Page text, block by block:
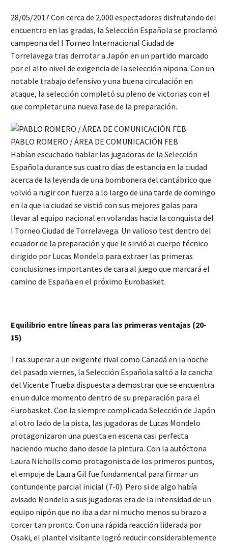
28/05/2017 Con cerca de 2.000 espectadores disfrutando del
encuentro en las gradas, la Selección Española se proclamó
campeona del I Torneo Internacional Ciudad de
Torrelavega tras derrotar a Japón en un partido marcado
por el alto nivel de exigencia de la selección nipona. Con un
notable trabajo defensivo y una buena circulación en
ataque, la selección completó su pleno de victorias con el
que completar una nueva fase de la preparación.
PABLO ROMERO / ÁREA DE COMUNICACIÓN FEB
Habían escuchado hablar las jugadoras de la Selección
Española durante sus cuatro días de estancia en la ciudad
acerca de la leyenda de una bombonera del cantábrico que
volvió a rugir con fuerza a lo largo de una tarde de domingo
en la que la ciudad se vistió con sus mejores galas para
llevar al equipo nacional en volandas hacia la conquista del
I Torneo Ciudad de Torrelavega. Un valioso test dentro del
ecuador de la preparación y que le sirvió al cuerpo técnico
dirigido por Lucas Mondelo para extraer las primeras
conclusiones importantes de cara al juego que marcará el
camino de España en el próximo Eurobasket.
Equilibrio entre líneas para las primeras ventajas (20-
15)
Tras superar a un exigente rival como Canadá en la noche
del pasado viernes, la Selección Española saltó a la cancha
del Vicente Trueba dispuesta a demostrar que se encuentra
en un dulce momento dentro de su preparación para el
Eurobasket. Con la siempre complicada Selección de Japón
al otro lado de la pista, las jugadoras de Lucas Mondelo
protagonizaron una puesta en escena casi perfecta
haciendo mucho daño desde la pintura. Con la autóctona
Laura Nicholls como protagonista de los primeros puntos,
el empuje de Laura Gil fue fundamental para firmar un
contundente parcial inicial (7-0). Pero si de algo había
avisado Mondelo a sus jugadoras era de la intensidad de un
equipo nipón que no iba a dar ni mucho menos su brazo a
torcer tan pronto. Con una rápida reacción liderada por
Osaki, el plantel visitante logró reducir considerablemente